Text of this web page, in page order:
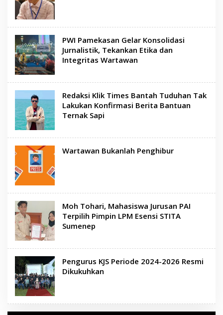
PWI Pamekasan Gelar Konsolidasi
Jurnalistik, Tekankan Etika dan
Integritas Wartawan
Redaksi Klik Times Bantah Tuduhan Tak
Lakukan Konfirmasi Berita Bantuan
Ternak Sapi
Wartawan Bukanlah Penghibur
Moh Tohari, Mahasiswa Jurusan PAI
Terpilih Pimpin LPM Esensi STITA
Sumenep
Pengurus KJS Periode 2024-2026 Resmi
Dikukuhkan